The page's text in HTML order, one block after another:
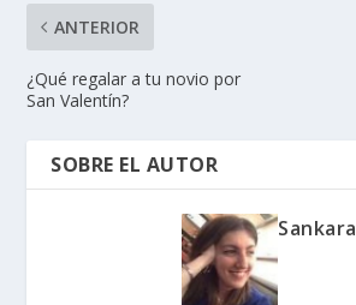
ANTERIOR
¿Qué regalar a tu novio por
San Valentín?
SOBRE EL AUTOR
Sankara